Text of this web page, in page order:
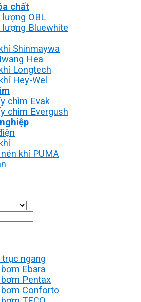
chất
lượng OBL
lượng Bluewhite
Shinmaywa
Hea
Longtech
Hey-Wel
chìm Evak
chìm Evergush
khí PUMA
ngang
Ebara
Pentax
bơm Conforto